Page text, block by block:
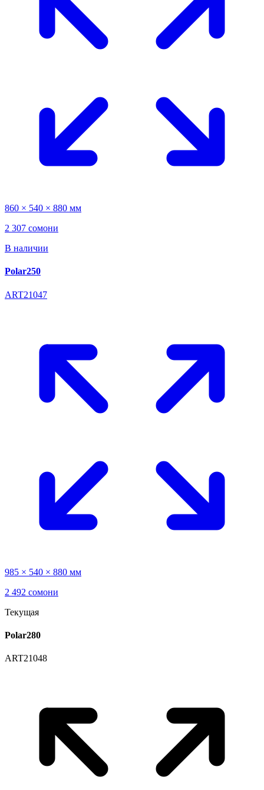
860 × 540 × 880 мм
2 307 сомони
В наличии
Polar250
ART21047
985 × 540 × 880 мм
2 492 сомони
Текущая
Polar280
ART21048